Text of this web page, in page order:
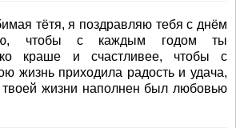
тётя, я поздравляю тебя с днём
чтобы с каждым годом ты
краше и счастливее, чтобы с
жизнь приходила радость и удача,
жизни наполнен был любовью